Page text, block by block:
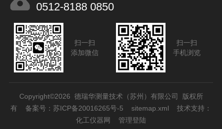
0512-8188 0850
扫一扫
添加微信
扫一扫
手机浏览
Copyright©2026 德瑞华测量技术（苏州）有限公司 版权所
有 备案号：苏ICP备20016265号-5 sitemap.xml 技术支持：
化工仪器网
管理登陆